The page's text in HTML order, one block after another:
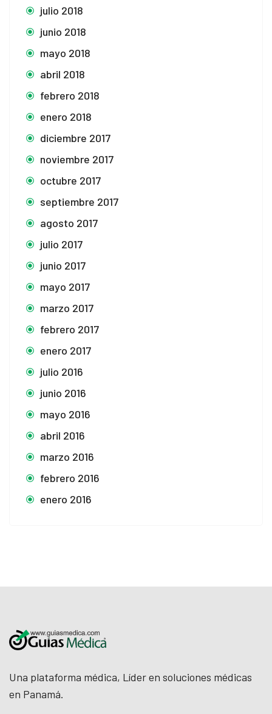
julio 2018
junio 2018
mayo 2018
abril 2018
febrero 2018
enero 2018
diciembre 2017
noviembre 2017
octubre 2017
septiembre 2017
agosto 2017
julio 2017
junio 2017
mayo 2017
marzo 2017
febrero 2017
enero 2017
julio 2016
junio 2016
mayo 2016
abril 2016
marzo 2016
febrero 2016
enero 2016
Una plataforma médica, Líder en soluciones médicas
en Panamá.